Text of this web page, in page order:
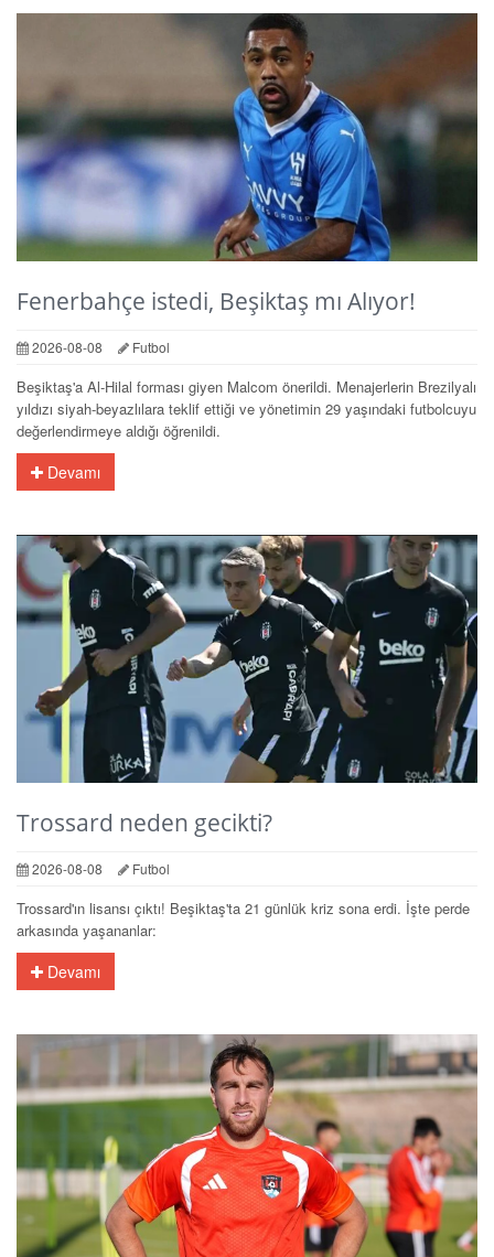
Fenerbahçe istedi, Beşiktaş mı Alıyor!
2026-08-08 Futbol
Beşiktaş'a Al-Hilal forması giyen Malcom önerildi. Menajerlerin Brezilyalı
yıldızı siyah-beyazlılara teklif ettiği ve yönetimin 29 yaşındaki futbolcuyu
değerlendirmeye aldığı öğrenildi.
Devamı
Trossard neden gecikti?
2026-08-08 Futbol
Trossard'ın lisansı çıktı! Beşiktaş'ta 21 günlük kriz sona erdi. İşte perde
arkasında yaşananlar:
Devamı